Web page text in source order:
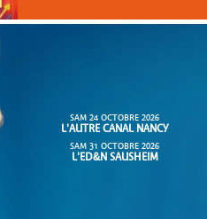
SAM 24 OCTOBRE 2026
L'AUTRE CANAL NANCY
SAM 31 OCTOBRE 2026
L'ED&N SAUSHEIM